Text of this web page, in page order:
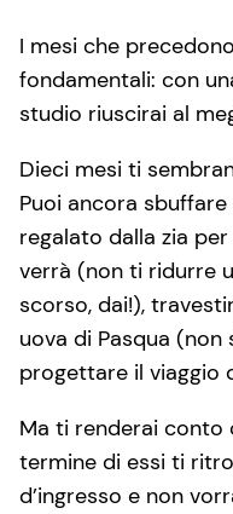
I mesi che
fondamentali: con
studio riuscirai al
Dieci mesi ti
Puoi ancora
regalato dalla zia
verrà (non ti ridurre
scorso, dai!),
uova di Pasqua
progettare il viaggio
Ma ti renderai conto
termine di essi ti
d’ingresso e non